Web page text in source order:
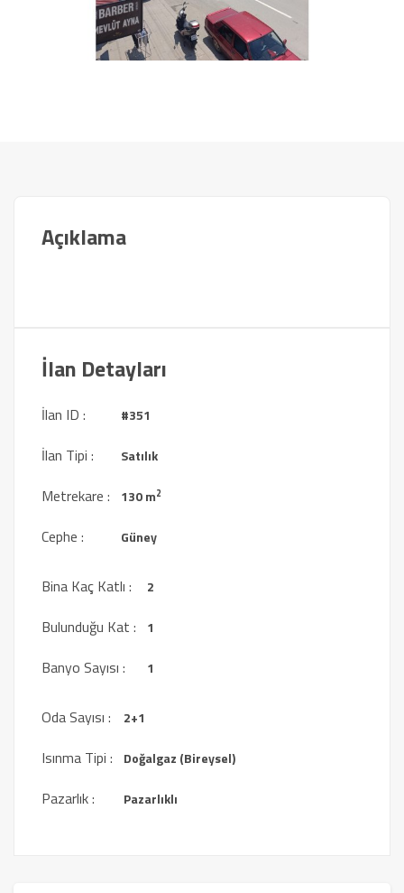
Açıklama
İlan Detayları
İlan ID :
İlan Tipi :
Metrekare :
Cephe :
#351
Satılık
130 m2
Güney
Bina Kaç Katlı :
Bulunduğu Kat :
Banyo Sayısı :
2
1
1
Oda Sayısı :
Isınma Tipi :
Pazarlık :
2+1
Doğalgaz (Bireysel)
Pazarlıklı